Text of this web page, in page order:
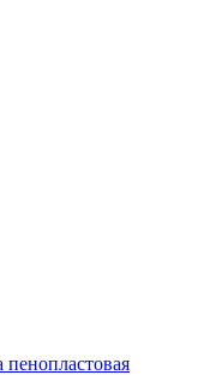
пенопластовая